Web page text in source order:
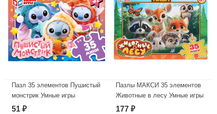
Пазл 35 элементов Пушистый
монстрик Умные игры
90х65х25 мм
51 ₽
Пазлы МАКСИ 35 элементов
Животные в лесу Умные игры
180х127х35 мм
177 ₽